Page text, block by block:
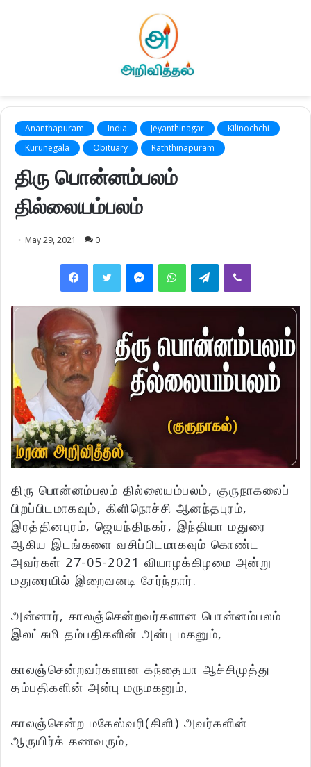
Ananthapuram India Jeyanthinagar
Kilinochchi
Kurunegala
Obituary Raththinapuram
திரு பொன்னம்பலம்
தில்லையம்பலம்
May 29, 2021 0
FacebookTwitter MessengerWhatsAppTelegramViber
திரு பொன்னம்பலம் தில்லையம்பலம், குருநாகலைப்
பிறப்பிடமாகவும், கிளிநொச்சி ஆனந்தபுரம்,
இரத்தினபுரம், ஜெயந்திநகர், இந்தியா மதுரை
ஆகிய இடங்களை வசிப்பிடமாகவும் கொண்ட
அவர்கள் 27-05-2021 வியாழக்கிழமை அன்று
மதுரையில் இறைவனடி சேர்ந்தார்.
அன்னார், காலஞ்சென்றவர்களான பொன்னம்பலம்
இலட்சுமி தம்பதிகளின் அன்பு மகனும்,
காலஞ்சென்றவர்களான கந்தையா ஆச்சிமுத்து
தம்பதிகளின் அன்பு மருமகனும்,
காலஞ்சென்ற மகேஸ்வரி(கிளி) அவர்களின்
ஆருயிர்க் கணவரும்,